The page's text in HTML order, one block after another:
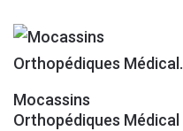
Mocassins
Orthopédiques Médical